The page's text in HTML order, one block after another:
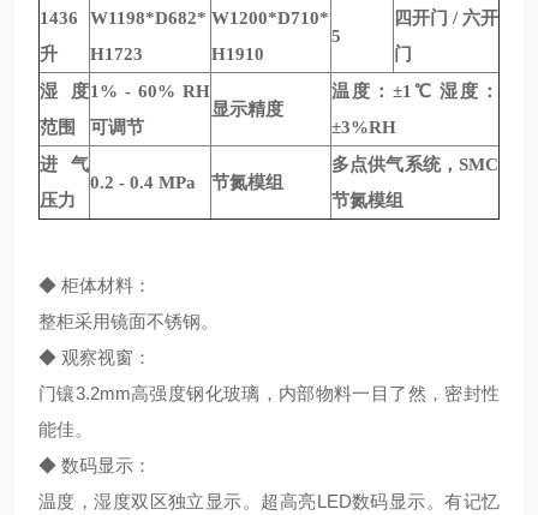
1436
升
W1198*D682*
H1723
W1200*D710*
H1910
5
四开门 / 六开
门
湿度
范围
1% - 60% RH
可调节
显示精度
温度：±1℃ 湿度：
±3%RH
进气
压力
0.2 - 0.4 MPa 节氮模组
多点供气系统，SMC
节氮模组
◆ 柜体材料：
整柜采用镜面不锈钢。
◆ 观察视窗：
门镶3.2mm高强度钢化玻璃，内部物料一目了然，密封性
能佳。
◆ 数码显示：
温度，湿度双区独立显示。超高亮LED数码显示。有记忆